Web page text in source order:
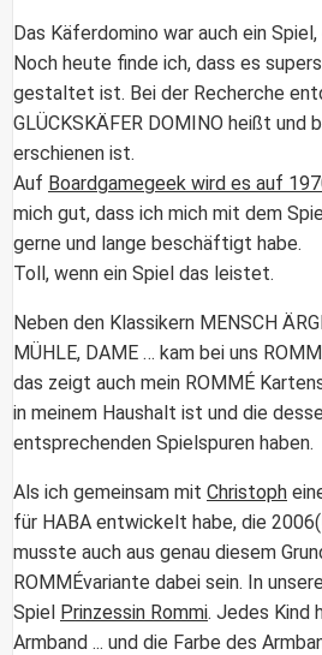
Das Käferdomino war auch ein
Noch heute finde ich, dass es
gestaltet ist. Bei der Recherche
GLÜCKSKÄFER DOMINO heißt und
erschienen ist.
Auf Boardgamegeek wird es auf
mich gut, dass ich mich mit dem
gerne und lange beschäftigt habe.
Toll, wenn ein Spiel das leistet.
Neben den Klassikern MENSCH
MÜHLE, DAME … kam bei uns
das zeigt auch mein ROMMÉ
in meinem Haushalt ist und die
entsprechenden Spielspuren haben.
Als ich gemeinsam mit Christoph
für HABA entwickelt habe, die
musste auch aus genau diesem
ROMMÉvariante dabei sein. In
Spiel Prinzessin Rommi. Jedes Kind
Armband ... und die Farbe des